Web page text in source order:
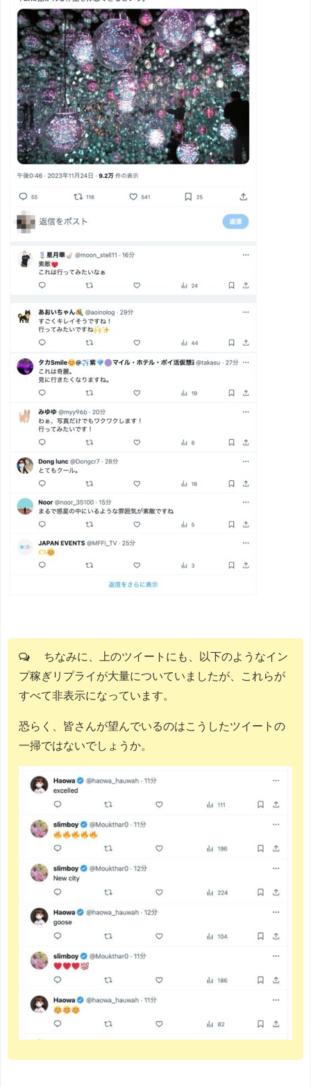
ちなみに、上のツイートにも、以下のようなイン
プ稼ぎリプライが大量についていましたが、これらが
すべて非表示になっています。
恐らく、皆さんが望んでいるのはこうしたツイートの
一掃ではないでしょうか。